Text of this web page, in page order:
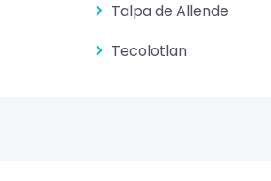
Talpa de Allende
Tecolotlan